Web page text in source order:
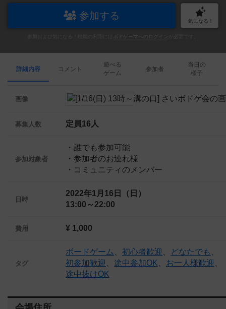
参加する 気になる！
ボドゲーマへのログイン
詳細内容 コメント
遊べる
ゲーム
参加者
当日の
様子
画像
募集人数 定員16人
参加対象者
・誰でも参加可能
・参加者のお連れ様
・コミュニティのメンバー
日時
2022年1月16日（日）
13:00～22:00
費用 ¥ 1,000
タグ
ボードゲーム 初心者歓迎 どなたでも
初参加歓迎
途中参加OK お一人様歓迎
途中抜けOK